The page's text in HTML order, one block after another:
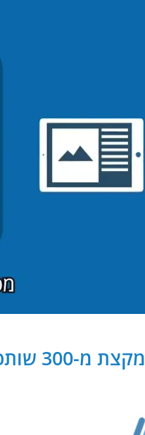
מקצת מ-300 שותפנו העסקיים של PB Digital בישראל ובעולם: